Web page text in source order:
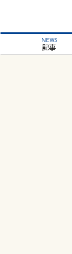
NEWS
記事